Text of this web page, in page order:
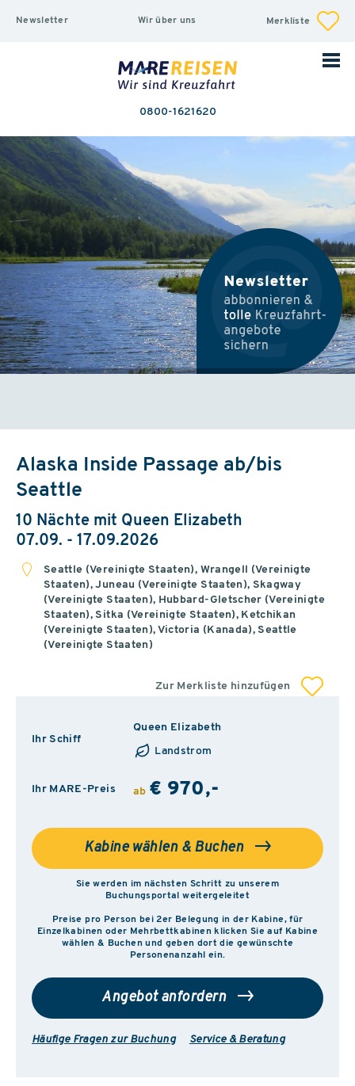
Newsletter Wir über uns Merkliste
0800-1621620
Alaska Inside Passage ab/bis
Seattle
10 Nächte mit Queen Elizabeth
07.09. - 17.09.2026
Seattle (Vereinigte Staaten), Wrangell (Vereinigte
Staaten), Juneau (Vereinigte Staaten), Skagway
(Vereinigte Staaten), Hubbard-Gletscher (Vereinigte
Staaten), Sitka (Vereinigte Staaten), Ketchikan
(Vereinigte Staaten), Victoria (Kanada), Seattle
(Vereinigte Staaten)
Zur Merkliste hinzufügen
Ihr Schiff
Queen Elizabeth
Landstrom
Ihr MARE-Preis ab € 970,-
Kabine wählen & Buchen
Sie werden im nächsten Schritt zu unserem
Buchungsportal weitergeleitet
Preise pro Person bei 2er Belegung in der Kabine, für
Einzelkabinen oder Mehrbettkabinen klicken Sie auf Kabine
wählen & Buchen und geben dort die gewünschte
Personenanzahl ein.
Angebot anfordern
Häufige Fragen zur Buchung Service & Beratung